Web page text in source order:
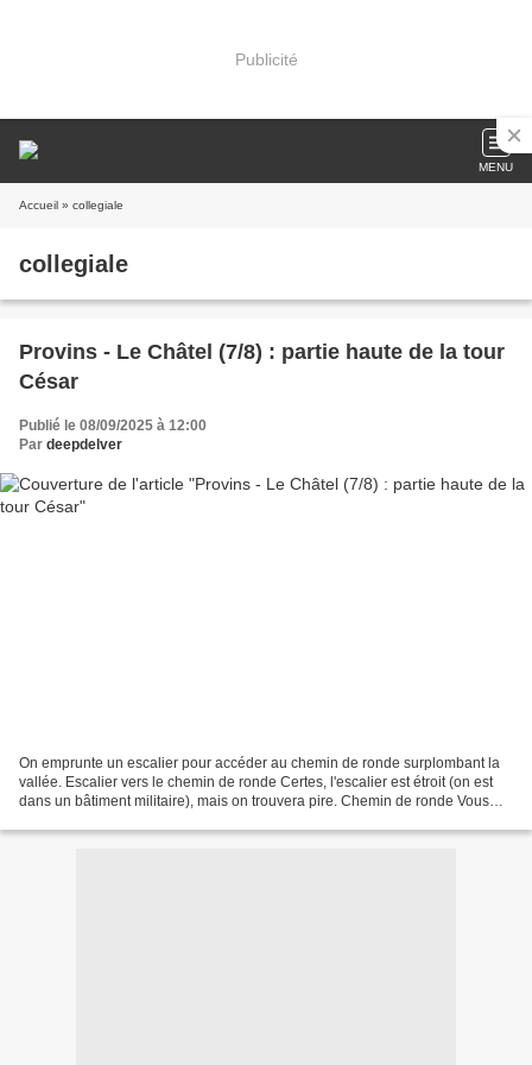
Publicité
MENU
Accueil » collegiale
collegiale
Provins - Le Châtel (7/8) : partie haute de la tour
César
Publié le 08/09/2025 à 12:00
Par deepdelver
On emprunte un escalier pour accéder au chemin de ronde surplombant la
vallée. Escalier vers le chemin de ronde Certes, l'escalier est étroit (on est
dans un bâtiment militaire), mais on trouvera pire. Chemin de ronde Vous